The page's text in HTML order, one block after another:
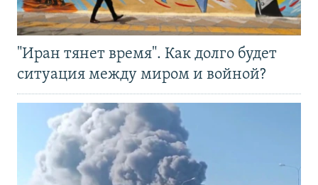
"Иран тянет время". Как долго будет
ситуация между миром и войной?